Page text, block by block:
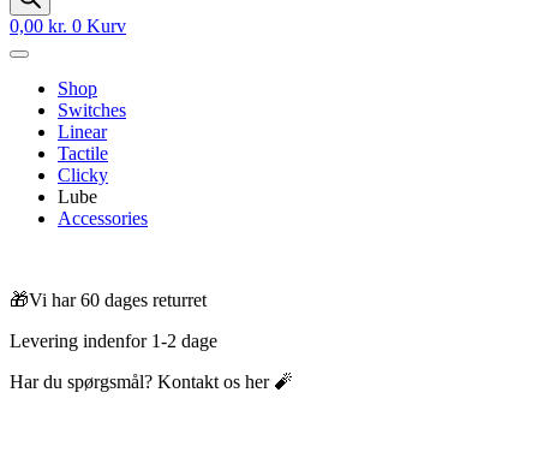
0,00 kr. 0 Kurv
Shop
Switches
Linear
Tactile
Clicky
Lube
Accessories
🎁Vi har 60 dages returret
Levering indenfor 1-2 dage
Har du spørgsmål? Kontakt os her 🧨